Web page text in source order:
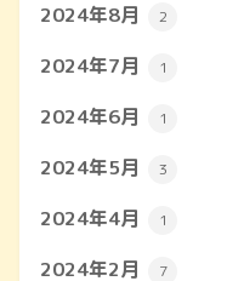
2024年8月 2
2024年7月 1
2024年6月 1
2024年5月 3
2024年4月 1
2024年2月 7